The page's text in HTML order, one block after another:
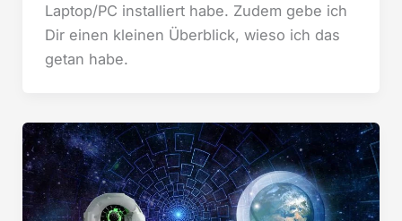
Laptop/PC installiert habe. Zudem gebe ich
Dir einen kleinen Überblick, wieso ich das
getan habe.